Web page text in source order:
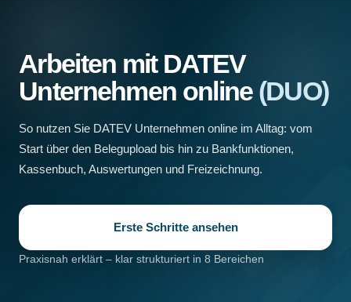
Arbeiten mit DATEV
Unternehmen online (DUO)
So nutzen Sie DATEV Unternehmen online im Alltag: vom
Start über den Belegupload bis hin zu Bankfunktionen,
Kassenbuch, Auswertungen und Freizeichnung.
Erste Schritte ansehen
Praxisnah erklärt – klar strukturiert in 8 Bereichen